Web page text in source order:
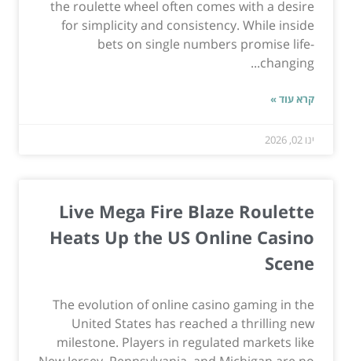
the roulette wheel often comes with a desire
for simplicity and consistency. While inside
bets on single numbers promise life-
changing...
קרא עוד »
ינו 02, 2026
Live Mega Fire Blaze Roulette
Heats Up the US Online Casino
Scene
The evolution of online casino gaming in the
United States has reached a thrilling new
milestone. Players in regulated markets like